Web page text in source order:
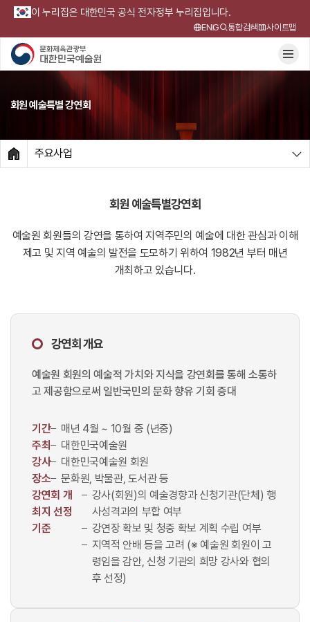
이 누리집은 대한민국 공식 전자정부 누리집입니다.
ENG 통합검색 사이트맵
회원 예술특별 강연회
HOME
주요사업
회원 예술특별강연회
예술원 회원들의 강연을 통하여 지역주민의 예술에 대한 관심과 이해
제고 및지역 예술의 발전을 도모하기 위하여 1982년 부터 매년
개최하고 있습니다.
강연회 개요
예술원 회원의 예술적 가치와 지식을 강연회를 통해 소통하
고 제공함으로써 일반국민의 문화 향유 기회 증대
기간
매년 4월 ~ 10월 중 (년중)
주최
대한민국예술원
강사
대한민국예술원 회원
장소
문화원, 박물관, 도서관 등
강연회 개
최지 선정
기준
강사(회원)의 예술경향과 신청기관(단체) 행
사성격과의 부합 여부
강연장 확보 및 청중 확보 계획 수립 여부
지역적 안배 등을 고려 (※ 예술원 회원이 고
령임을 감안, 신청 기관의 희망 강사와 협의
후 선정)